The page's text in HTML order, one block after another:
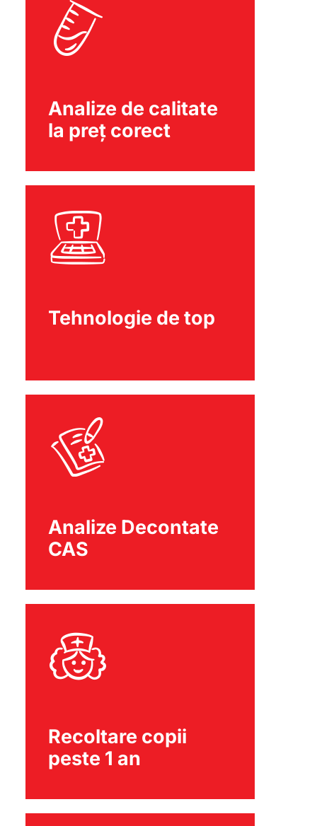
Analize de calitate
la preț corect
Tehnologie de top
Analize Decontate
CAS
Recoltare copii
peste 1 an